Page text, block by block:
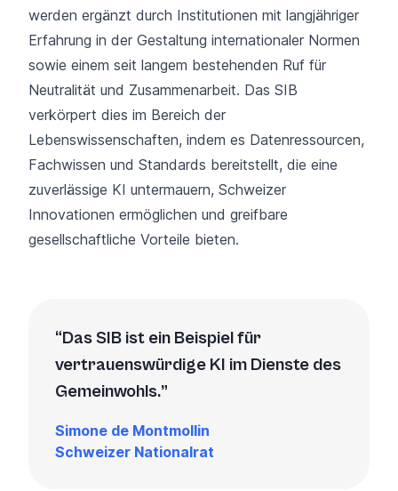
werden ergänzt durch Institutionen mit langjähriger
Erfahrung in der Gestaltung internationaler Normen
sowie einem seit langem bestehenden Ruf für
Neutralität und Zusammenarbeit. Das SIB
verkörpert dies im Bereich der
Lebenswissenschaften, indem es Datenressourcen,
Fachwissen und Standards bereitstellt, die eine
zuverlässige KI untermauern, Schweizer
Innovationen ermöglichen und greifbare
gesellschaftliche Vorteile bieten.
Das SIB ist ein Beispiel für
vertrauenswürdige KI im Dienste des
Gemeinwohls.
Simone de Montmollin
Schweizer Nationalrat